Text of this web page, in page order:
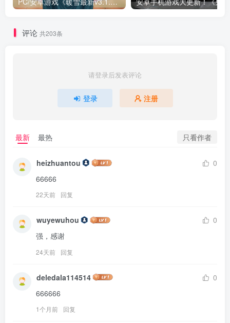
评论 共203条
请登录后发表评论
登录 注册
最新 最热 只看作者
heizhuantou
0
66666
22天前 回复
wuyewuhou
0
强，感谢
24天前 回复
deledala114514
0
666666
1个月前 回复